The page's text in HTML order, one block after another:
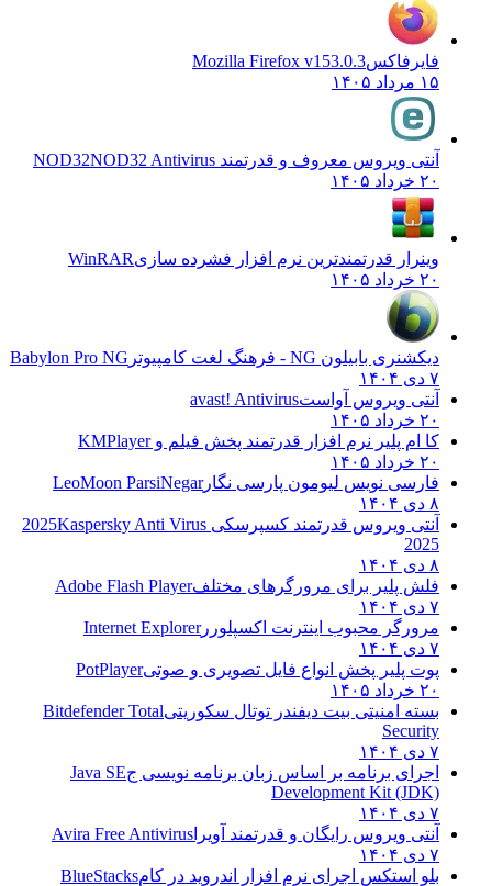
فایرفاکسMozilla Firefox v153.0.3
۱۵ مرداد ۱۴۰۵
آنتی ویروس معروف و قدرتمند NOD32 NOD32 Antivirus
۲۰ خرداد ۱۴۰۵
وینرار قدرتمندترین نرم افزار فشرده سازیWinRAR
۲۰ خرداد ۱۴۰۵
دیکشنری بابیلون NG - فرهنگ لغت کامپیوتر
Babylon Pro NG
۷ دی ۱۴۰۴
آنتی ویروس آواستavast! Antivirus
۲۰ خرداد ۱۴۰۵
کا ام پلیر نرم افزار قدرتمند پخش فیلم وKMPlayer
۲۰ خرداد ۱۴۰۵
فارسی نویس لیومون پارسی نگارLeoMoon ParsiNegar
۸ دی ۱۴۰۴
آنتی ویروس قدرتمند کسپرسکی 2025 Kaspersky Anti Virus
2025
۸ دی ۱۴۰۴
فلش پلیر برای مرورگرهای مختلفAdobe Flash Player
۷ دی ۱۴۰۴
مرورگر محبوب اینترنت اکسپلوررInternet Explorer
۷ دی ۱۴۰۴
پوت پلیر پخش انواع فایل تصویری و صوتیPotPlayer
۲۰ خرداد ۱۴۰۵
بسته امنیتی بیت دیفندر توتال سکوریتیBitdefender Total
Security
۷ دی ۱۴۰۴
اجرای برنامه بر اساس زبان برنامه نویسی جJava SE
Development Kit (JDK)
۷ دی ۱۴۰۴
آنتی ویروس رایگان و قدرتمند آویرا Avira Free Antivirus
۷ دی ۱۴۰۴
بلو استکس اجرای نرم افزار اندروید در کامBlueStacks